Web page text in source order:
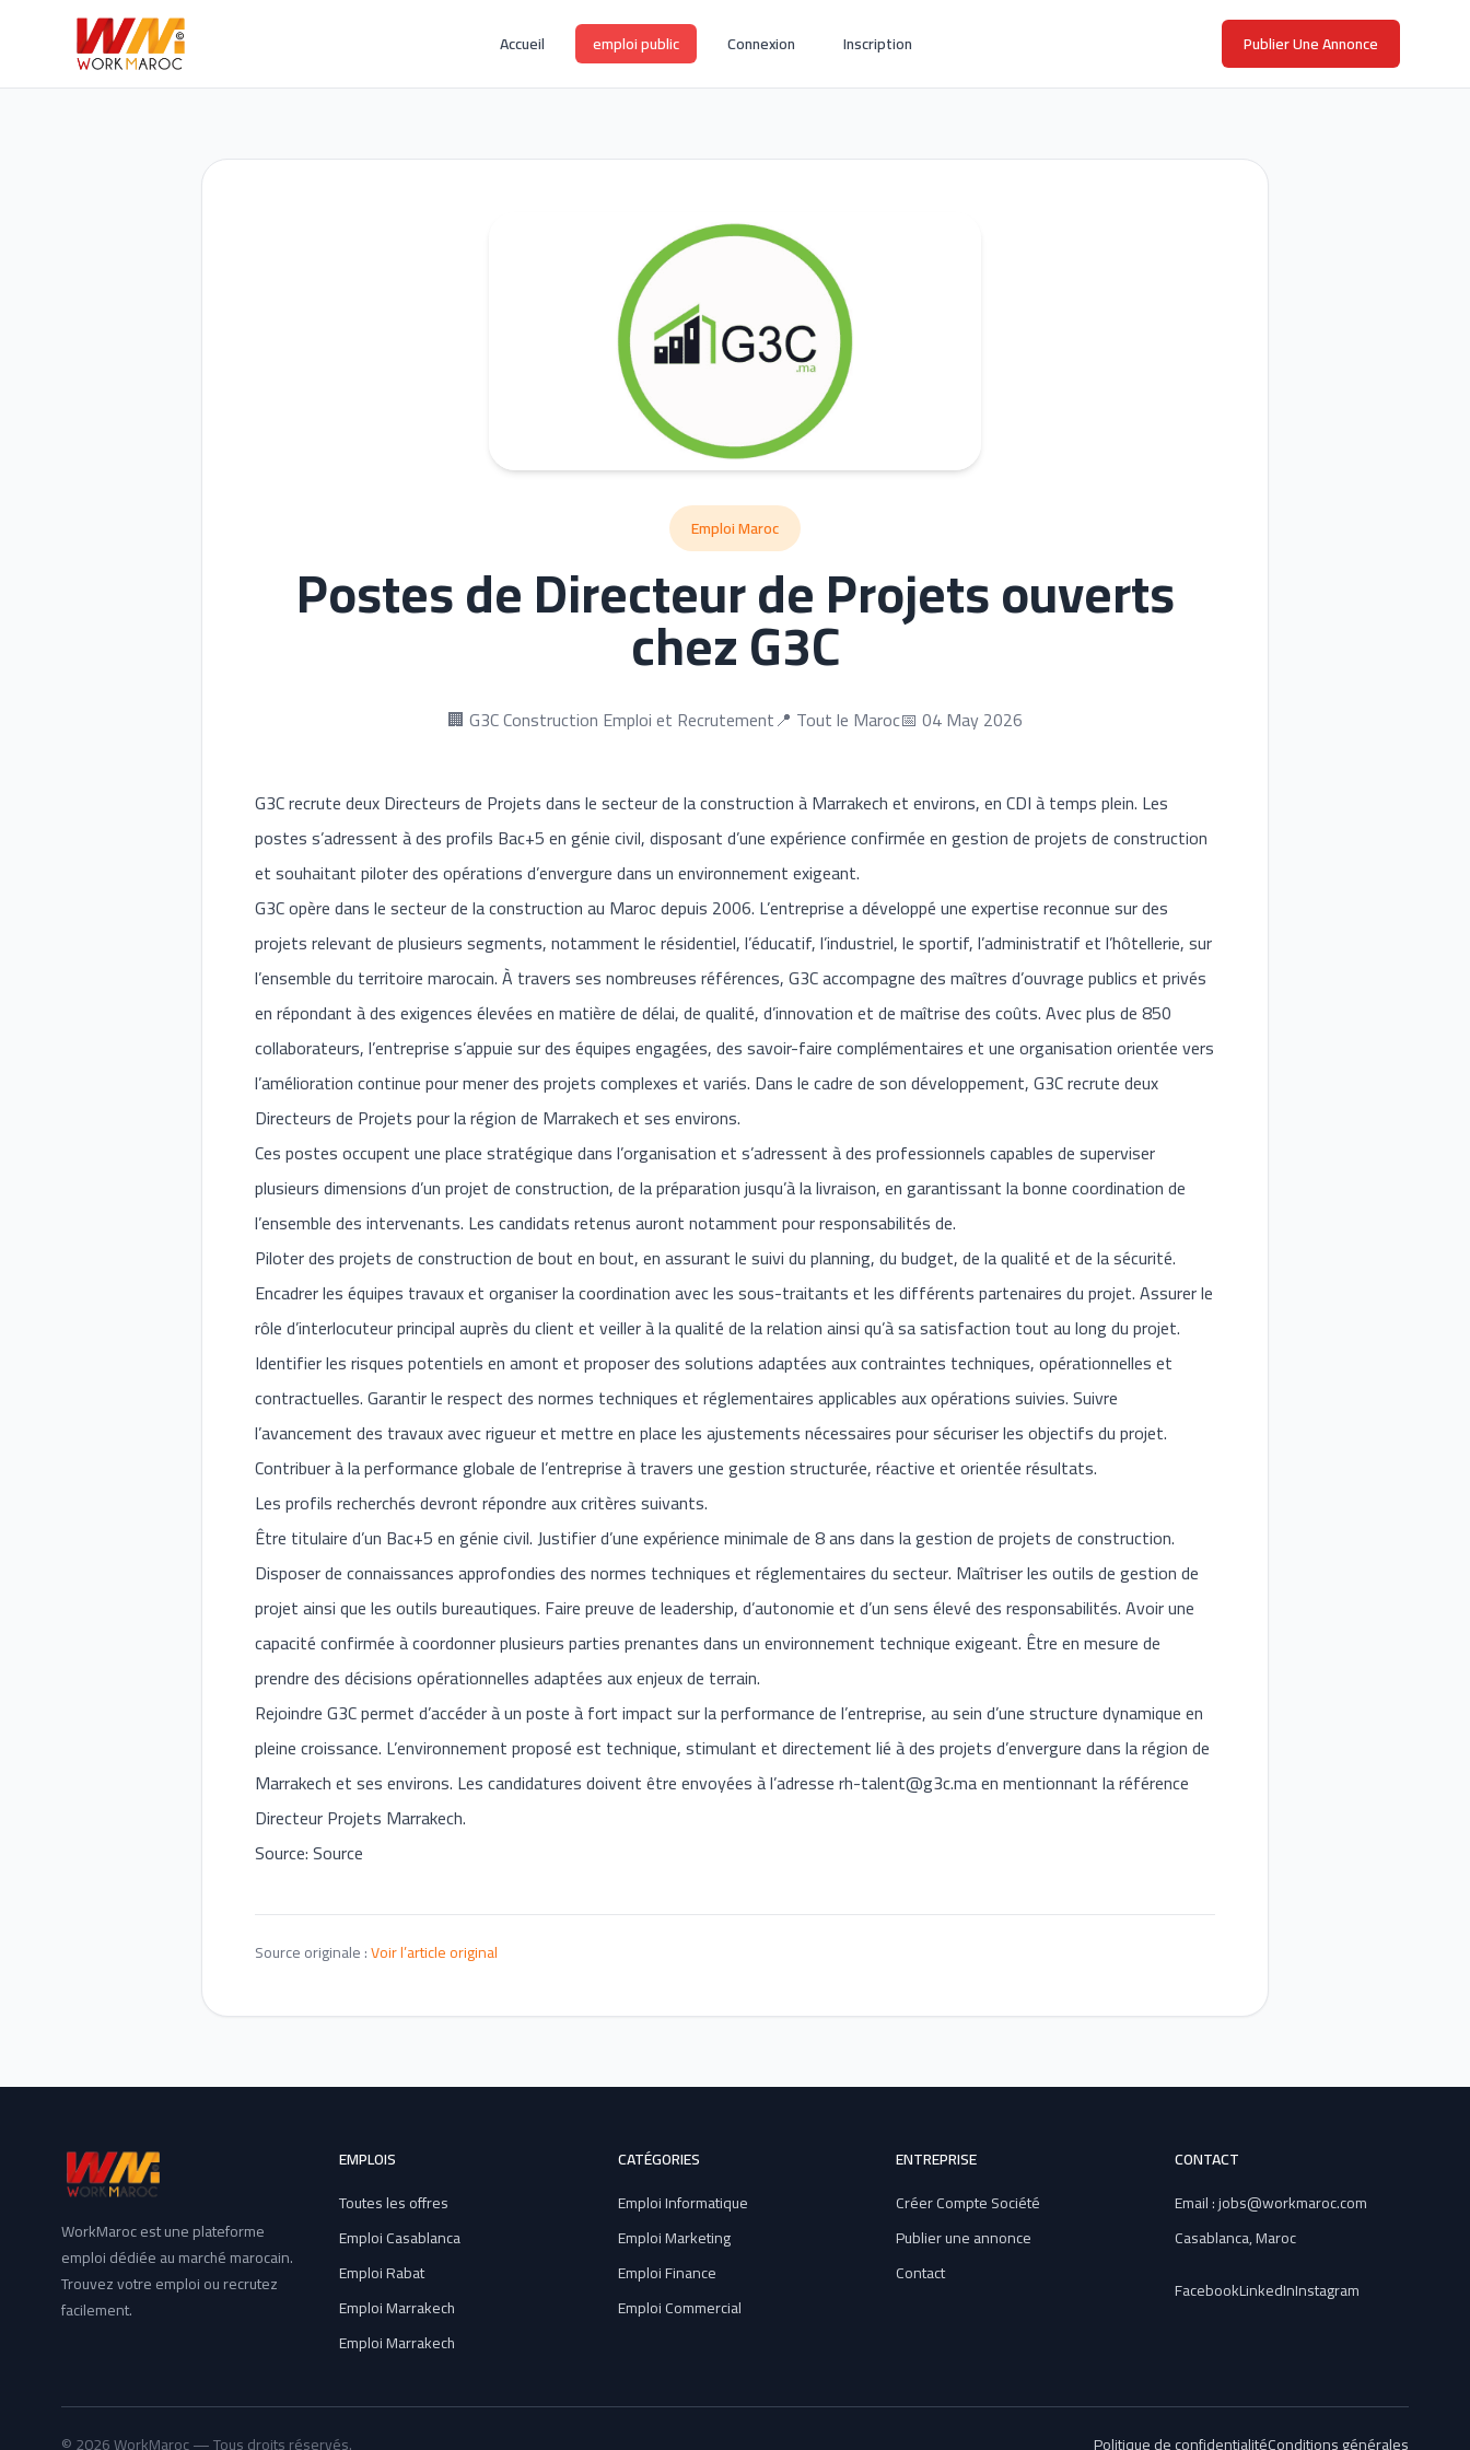
Accueil emploi public Connexion Inscription Publier Une Annonce
Emploi Maroc
Postes de Directeur de Projets ouverts
chez G3C
🏢 G3C Construction Emploi et Recrutement📍 Tout le Maroc📅 04 May 2026
G3C recrute deux Directeurs de Projets dans le secteur de la construction à Marrakech et environs, en CDI à temps plein. Les
postes s’adressent à des profils Bac+5 en génie civil, disposant d’une expérience confirmée en gestion de projets de construction
et souhaitant piloter des opérations d’envergure dans un environnement exigeant.
G3C opère dans le secteur de la construction au Maroc depuis 2006. L’entreprise a développé une expertise reconnue sur des
projets relevant de plusieurs segments, notamment le résidentiel, l’éducatif, l’industriel, le sportif, l’administratif et l’hôtellerie, sur
l’ensemble du territoire marocain. À travers ses nombreuses références, G3C accompagne des maîtres d’ouvrage publics et privés
en répondant à des exigences élevées en matière de délai, de qualité, d’innovation et de maîtrise des coûts. Avec plus de 850
collaborateurs, l’entreprise s’appuie sur des équipes engagées, des savoir-faire complémentaires et une organisation orientée vers
l’amélioration continue pour mener des projets complexes et variés. Dans le cadre de son développement, G3C recrute deux
Directeurs de Projets pour la région de Marrakech et ses environs.
Ces postes occupent une place stratégique dans l’organisation et s’adressent à des professionnels capables de superviser
plusieurs dimensions d’un projet de construction, de la préparation jusqu’à la livraison, en garantissant la bonne coordination de
l’ensemble des intervenants. Les candidats retenus auront notamment pour responsabilités de.
Piloter des projets de construction de bout en bout, en assurant le suivi du planning, du budget, de la qualité et de la sécurité.
Encadrer les équipes travaux et organiser la coordination avec les sous-traitants et les différents partenaires du projet. Assurer le
rôle d’interlocuteur principal auprès du client et veiller à la qualité de la relation ainsi qu’à sa satisfaction tout au long du projet.
Identifier les risques potentiels en amont et proposer des solutions adaptées aux contraintes techniques, opérationnelles et
contractuelles. Garantir le respect des normes techniques et réglementaires applicables aux opérations suivies. Suivre
l’avancement des travaux avec rigueur et mettre en place les ajustements nécessaires pour sécuriser les objectifs du projet.
Contribuer à la performance globale de l’entreprise à travers une gestion structurée, réactive et orientée résultats.
Les profils recherchés devront répondre aux critères suivants.
Être titulaire d’un Bac+5 en génie civil. Justifier d’une expérience minimale de 8 ans dans la gestion de projets de construction.
Disposer de connaissances approfondies des normes techniques et réglementaires du secteur. Maîtriser les outils de gestion de
projet ainsi que les outils bureautiques. Faire preuve de leadership, d’autonomie et d’un sens élevé des responsabilités. Avoir une
capacité confirmée à coordonner plusieurs parties prenantes dans un environnement technique exigeant. Être en mesure de
prendre des décisions opérationnelles adaptées aux enjeux de terrain.
Rejoindre G3C permet d’accéder à un poste à fort impact sur la performance de l’entreprise, au sein d’une structure dynamique en
pleine croissance. L’environnement proposé est technique, stimulant et directement lié à des projets d’envergure dans la région de
Marrakech et ses environs. Les candidatures doivent être envoyées à l’adresserh-talent@g3c.maen mentionnant la référence
Directeur Projets Marrakech.
Source: Source
Source originale :Voir l’article original
WorkMaroc est une plateforme
emploi dédiée au marché marocain.
Trouvez votre emploi ou recrutez
facilement.
EMPLOIS
Toutes les offres
Emploi Casablanca
Emploi Rabat
Emploi Marrakech
Emploi Marrakech
CATÉGORIES
Emploi Informatique
Emploi Marketing
Emploi Finance
Emploi Commercial
ENTREPRISE
Créer Compte Société
Publier une annonce
Contact
CONTACT
Email : jobs@workmaroc.com
Casablanca, Maroc
FacebookLinkedInInstagram
© 2026 WorkMaroc — Tous droits réservés. Politique de confidentialitéConditions générales